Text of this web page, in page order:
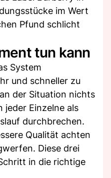
im Wert
Pfund schlicht
tun kann
System
und schneller zu
der Situation nichts
jeder Einzelne als
durchbrechen.
Qualität achten
Diese drei
in die richtige